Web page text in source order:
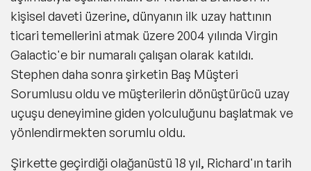
kişisel daveti üzerine, dünyanın ilk uzay hattının
ticari temellerini atmak üzere 2004 yılında Virgin
Galactic'e bir numaralı çalışan olarak katıldı.
Stephen daha sonra şirketin Baş Müşteri
Sorumlusu oldu ve müşterilerin dönüştürücü uzay
uçuşu deneyimine giden yolculuğunu başlatmak ve
yönlendirmekten sorumlu oldu.
Şirkette geçirdiği olağanüstü 18 yıl, Richard'ın tarih